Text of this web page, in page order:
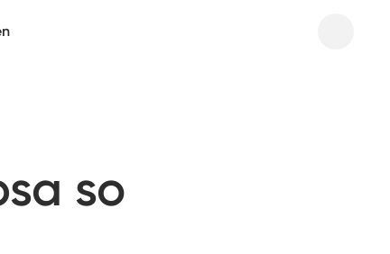
so